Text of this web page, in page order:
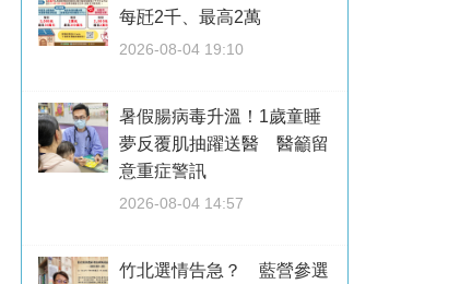
每瓩2千、最高2萬
2026-08-04 19:10
暑假腸病毒升溫！1歲童睡
夢反覆肌抽躍送醫 醫籲留
意重症警訊
2026-08-04 14:57
竹北選情告急？ 藍營參選